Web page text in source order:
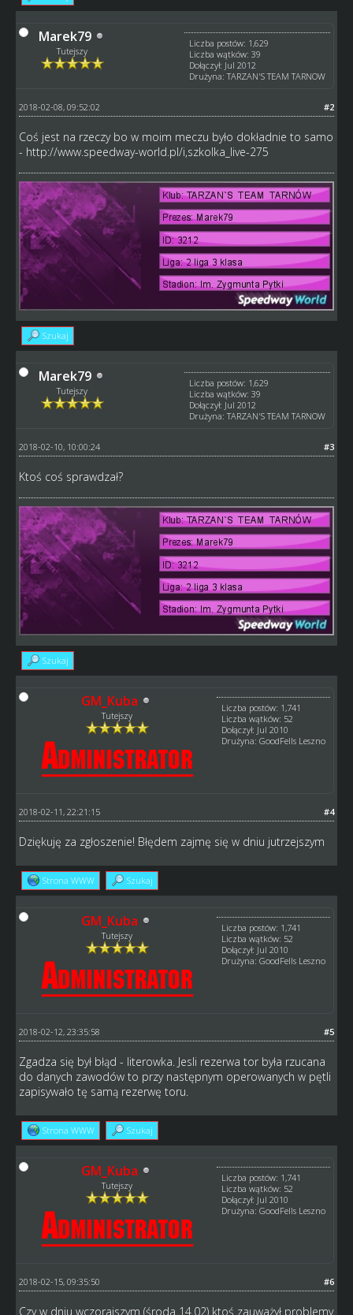
Marek79
Tutejszy
Liczba postów: 1,629
Liczba wątków: 39
Dołączył: Jul 2012
Drużyna: TARZAN'S TEAM TARNOW
#2
2018-02-08, 09:52:02
Coś jest na rzeczy bo w moim meczu było dokładnie to samo
- http://www.speedway-world.pl/i,szkolka_live-275
Szukaj
Marek79
Tutejszy
Liczba postów: 1,629
Liczba wątków: 39
Dołączył: Jul 2012
Drużyna: TARZAN'S TEAM TARNOW
#3
2018-02-10, 10:00:24
Ktoś coś sprawdzał?
Szukaj
GM_Kuba
Tutejszy
Liczba postów: 1,741
Liczba wątków: 52
Dołączył: Jul 2010
Drużyna: GoodFells Leszno
#4
2018-02-11, 22:21:15
Dziękuję za zgłoszenie! Błędem zajmę się w dniu jutrzejszym
Strona WWW Szukaj
GM_Kuba
Tutejszy
Liczba postów: 1,741
Liczba wątków: 52
Dołączył: Jul 2010
Drużyna: GoodFells Leszno
#5
2018-02-12, 23:35:58
Zgadza się był błąd - literowka. Jesli rezerwa tor była rzucana
do danych zawodów to przy następnym operowanych w pętli
zapisywało tę samą rezerwę toru.
Strona WWW Szukaj
GM_Kuba
Tutejszy
Liczba postów: 1,741
Liczba wątków: 52
Dołączył: Jul 2010
Drużyna: GoodFells Leszno
#6
2018-02-15, 09:35:50
Czy w dniu wczorajszym (środa 14.02) ktoś zauważył problemy